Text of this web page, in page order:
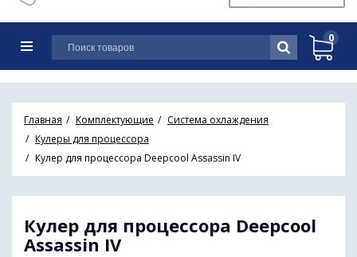
0
Главная Комплектующие
Система охлаждения
Кулеры для процессора
Кулер для процессора Deepcool Assassin IV
Кулер для процессора Deepcool
Assassin IV